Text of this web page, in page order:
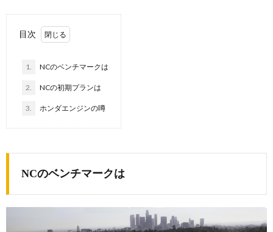
目次
1. NCのベンチマークは
2. NCの初期プランは
3. ホンダエンジンの噂
NCのベンチマークは